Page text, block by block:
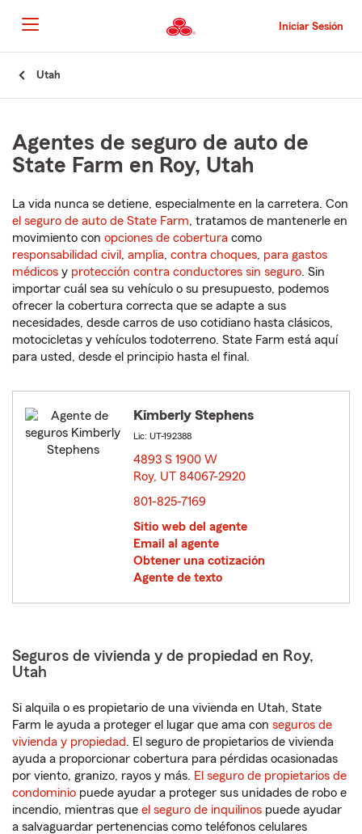
al
contenido
principal
Iniciar Sesión
Utah
Agentes de seguro de auto de
State Farm en Roy, Utah
La vida nunca se detiene, especialmente en la carretera. Con
el seguro de auto de State Farm, tratamos de mantenerle en
movimiento con opciones de cobertura como
responsabilidad civil , amplia, contra choques, para gastos
médicos y protección contra conductores sin seguro. Sin
importar cuál sea su vehículo o su presupuesto, podemos
ofrecer la cobertura correcta que se adapte a sus
necesidades, desde carros de uso cotidiano hasta clásicos,
motocicletas y vehículos todoterreno. State Farm está aquí
para usted, desde el principio hasta el final.
Kimberly Stephens
Lic: UT-192388
4893 S 1900 W
Roy, UT 84067-2920
801-825-7169
Sitio web del agente
Email al agente
Obtener una cotización
Agente de texto
Seguros de vivienda y de propiedad en Roy,
Utah
Si alquila o es propietario de una vivienda en Utah, State
Farm le ayuda a proteger el lugar que ama con seguros de
vivienda y propiedad. El seguro de propietarios de vivienda
ayuda a proporcionar cobertura para pérdidas ocasionadas
por viento, granizo, rayos y más. El seguro de propietarios de
condominio puede ayudar a proteger sus unidades de robo e
incendio, mientras que el seguro de inquilinos puede ayudar
a salvaguardar pertenencias como teléfonos celulares